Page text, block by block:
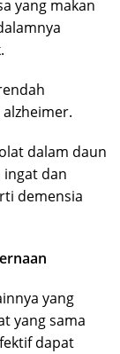
yang makan
dalam daun
dan
demensia
yang
yang sama
dapat